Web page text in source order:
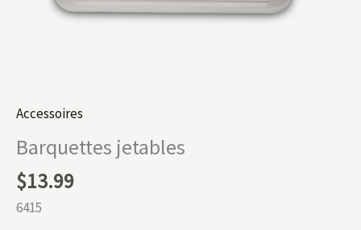
Accessoires
Barquettes jetables
$13.99
6415